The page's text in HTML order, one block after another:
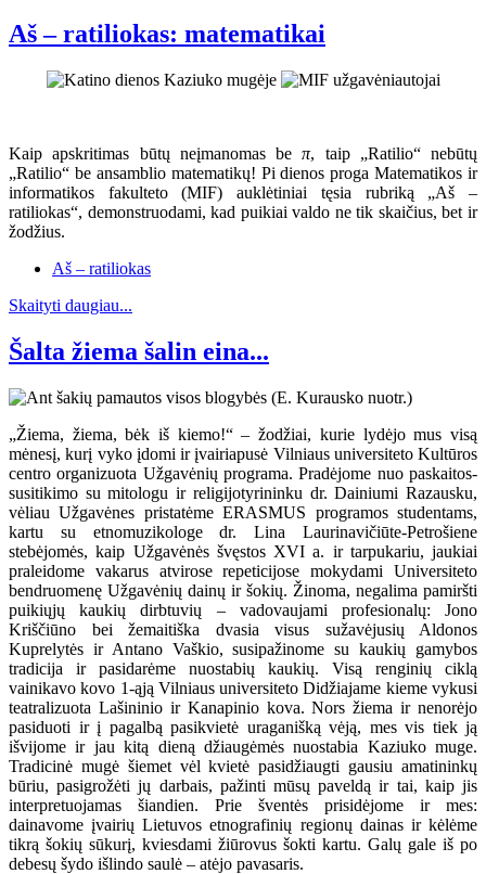
Aš – ratiliokas: matematikai
Kaip apskritimas būtų neįmanomas beπ, taip „Ratilio“ nebūtų
„Ratilio“ be ansamblio matematikų! Pi dienos proga Matematikos ir
informatikos fakulteto (MIF) auklėtiniai tęsia rubriką „Aš –
ratiliokas“, demonstruodami, kad puikiai valdo ne tik skaičius, bet ir
žodžius.
Aš – ratiliokas
Skaityti daugiau...
Šalta žiema šalin eina...
„Žiema, žiema, bėk iš kiemo!“ – žodžiai, kurie lydėjo mus visą
mėnesį, kurį vyko įdomi ir įvairiapusė Vilniaus universiteto Kultūros
centro organizuota Užgavėnių programa. Pradėjome nuo paskaitos-
susitikimo su mitologu ir religijotyrininku dr. Dainiumi Razausku,
vėliau Užgavėnes pristatėme ERASMUS programos studentams,
kartu su etnomuzikologe dr. Lina Laurinavičiūte-Petrošiene
stebėjomės, kaip Užgavėnės švęstos XVI a. ir tarpukariu, jaukiai
praleidome vakarus atvirose repeticijose mokydami Universiteto
bendruomenę Užgavėnių dainų ir šokių. Žinoma, negalima pamiršti
puikiųjų kaukių dirbtuvių – vadovaujami profesionalų: Jono
Kriščiūno bei žemaitiška dvasia visus sužavėjusių Aldonos
Kuprelytės ir Antano Vaškio, susipažinome su kaukių gamybos
tradicija ir pasidarėme nuostabių kaukių. Visą renginių ciklą
vainikavo kovo 1-ąją Vilniaus universiteto Didžiajame kieme vykusi
teatralizuota Lašininio ir Kanapinio kova. Nors žiema ir nenorėjo
pasiduoti ir į pagalbą pasikvietė uraganišką vėją, mes vis tiek ją
išvijome ir jau kitą dieną džiaugėmės nuostabia Kaziuko muge.
Tradicinė mugė šiemet vėl kvietė pasidžiaugti gausiu amatininkų
būriu, pasigrožėti jų darbais, pažinti mūsų paveldą ir tai, kaip jis
interpretuojamas šiandien. Prie šventės prisidėjome ir mes:
dainavome įvairių Lietuvos etnografinių regionų dainas ir kėlėme
tikrą šokių sūkurį, kviesdami žiūrovus šokti kartu. Galų gale iš po
debesų šydo išlindo saulė – atėjo pavasaris.